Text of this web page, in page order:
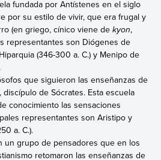
fundada por Antístenes en el siglo
por su estilo de vivir, que era frugal y
(en griego, cínico viene dekyon,
representantes son Diógenes de
(346-300 a. C.) y Menipo de
que siguieron las enseñanzas de
discípulo de Sócrates. Esta escuela
conocimiento las sensaciones
representantes son Aristipo y
a. C.).
un grupo de pensadores que en los
retomaron las enseñanzas de